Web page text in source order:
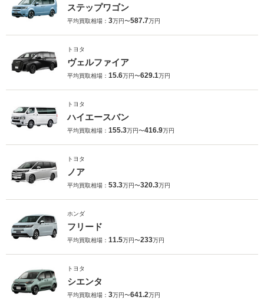
ステップワゴン
平均買取相場： 3万円〜587.7万円
トヨタ
ヴェルファイア
平均買取相場： 15.6万円〜629.1万円
トヨタ
ハイエースバン
平均買取相場： 155.3万円〜416.9万円
トヨタ
ノア
平均買取相場： 53.3万円〜320.3万円
ホンダ
フリード
平均買取相場： 11.5万円〜233万円
トヨタ
シエンタ
平均買取相場： 3万円〜641.2万円